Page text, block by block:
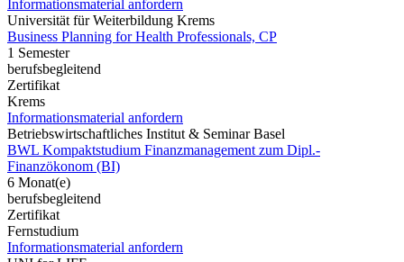
Informationsmaterial anfordern
Universität für Weiterbildung Krems
Business Planning for Health Professionals, CP
1 Semester
berufsbegleitend
Zertifikat
Krems
Informationsmaterial anfordern
Betriebswirtschaftliches Institut & Seminar Basel
BWL Kompaktstudium Finanzmanagement zum Dipl.-
Finanzökonom (BI)
6 Monat(e)
berufsbegleitend
Zertifikat
Fernstudium
Informationsmaterial anfordern